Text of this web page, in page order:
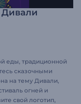
еды, традиционной
сказочными
на тему Дивали,
огней и
свой логотип,